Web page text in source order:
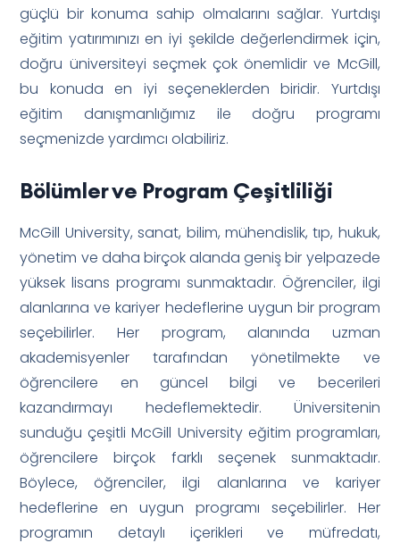
güçlü bir konuma sahip olmalarını sağlar. Yurtdışı
eğitim yatırımınızı en iyi şekilde değerlendirmek için,
doğru üniversiteyi seçmek çok önemlidir ve McGill,
bu konuda en iyi seçeneklerden biridir. Yurtdışı
eğitim danışmanlığımız ile doğru programı
seçmenizde yardımcı olabiliriz.
Bölümler ve Program Çeşitliliği
McGill University, sanat, bilim, mühendislik, tıp, hukuk,
yönetim ve daha birçok alanda geniş bir yelpazede
yüksek lisans programı sunmaktadır. Öğrenciler, ilgi
alanlarına ve kariyer hedeflerine uygun bir program
seçebilirler. Her program, alanında uzman
akademisyenler tarafından yönetilmekte ve
öğrencilere en güncel bilgi ve becerileri
kazandırmayı hedeflemektedir. Üniversitenin
sunduğu çeşitli McGill University eğitim programları,
öğrencilere birçok farklı seçenek sunmaktadır.
Böylece, öğrenciler, ilgi alanlarına ve kariyer
hedeflerine en uygun programı seçebilirler. Her
programın detaylı içerikleri ve müfredatı,